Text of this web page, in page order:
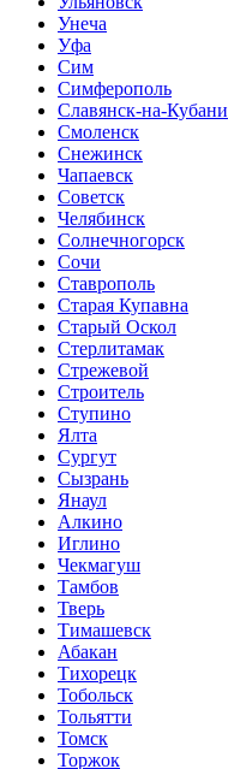
Унеча
Уфа
Сим
Симферополь
Славянск-на-Кубани
Смоленск
Снежинск
Чапаевск
Советск
Челябинск
Солнечногорск
Сочи
Ставрополь
Старая Купавна
Старый Оскол
Стерлитамак
Стрежевой
Строитель
Ступино
Ялта
Сургут
Сызрань
Янаул
Алкино
Иглино
Чекмагуш
Тамбов
Тверь
Тимашевск
Абакан
Тихорецк
Тобольск
Тольятти
Томск
Торжок